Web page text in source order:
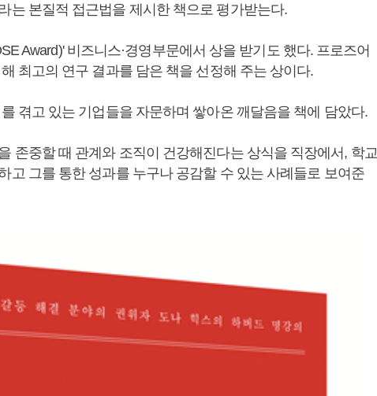
는 본질적 접근법을 제시한 책으로 평가받는다.
Award)' 비즈니스·경영부문에서 상을 받기도 했다. 프로즈어
최고의 연구 결과를 담은 책을 선정해 주는 상이다.
겪고 있는 기업들을 자문하며 쌓아온 깨달음을 책에 담았다.
존중할 때 관계와 조직이 건강해진다는 상식을 직장에서, 학교
고 그를 통한 성과를 누구나 공감할 수 있는 사례들로 보여준